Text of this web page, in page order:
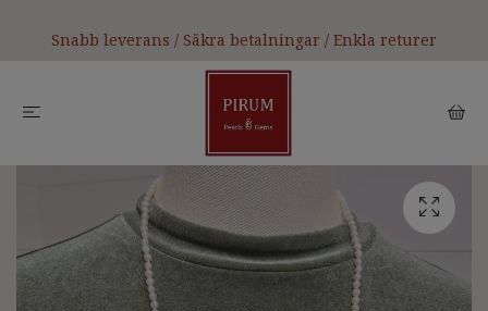
Snabb leverans / Säkra betalningar / Enkla returer